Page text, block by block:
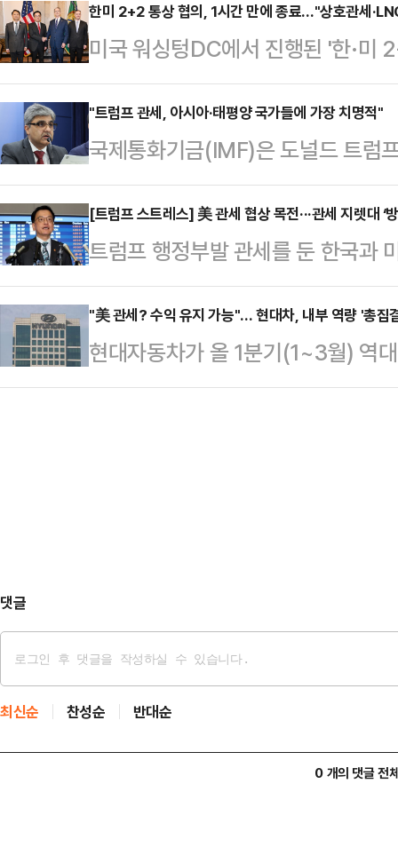
에서 열린 요나스 가르 스퇴르 노르
열고 “중국과 오늘 오전에 회의했
공개할 것이며 그들은 만난 것은 사
말했다.앞서 궈자쿤 중국 외교부 대
상을 벌이고 있다는 보도는 가짜 뉴
그는 “내가 아는 …
한미 2+2 통상 협의, 1시간 만에 종료…"상호관세
미국 워싱텅DC에서 진행된 '한·미
다.24일(현지시간) 오전 8시 10분
부총리 겸 기획재정부 장관과 안덕
베센트 재무부 장관과 제이미슨 그
다. 관세 전쟁이 시작된 이후 양국
이다.다만 이번 회의가 ‘협상
만큼 상호 의견 교환 수준일 것이
"트럼프 관세, 아시아·태평양 국가들에 가장 치명적"
국제통화기금(IMF)은 도널드 트럼
롯한 아시아 및 태평양 지역에 가장
통신에 따르면 크리슈나 스리니바
간) 워싱텅DC에서 열린 한 행사에
령의 관세 충격에 크게 노출됐으며
“아시아 주요 국가들의 경제는 미
대미 수출 비중이 최근 급격히 늘었
태평양 지역이 상대적으…
[트럼프 스트레스] 美 관세 협상 목전···관세 지렛대 ‘
트럼프 행정부발 관세를 둔 한국과
리시각)를 기해 시작되는 가운데 협
다.앞서 미국은 알래스카 액화천연
대한 관심을 드러낸 바 있다. 본격
이목이 집중되고 있는 가운데 각 안
"美 관세? 수익 유지 가능"… 현대차, 내부 역량 '총집
현대자동차가 올 1분기(1~3월) 역
성 속에서도 연간 목표치를 그대로
댓글
최신순 찬성순 반대순
0 개의 댓글 전